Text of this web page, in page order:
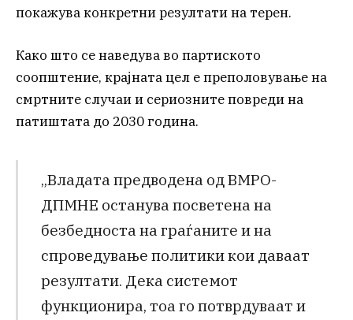
покажува конкретни резултати на терен.
Како што се наведува во партиското
соопштение, крајната цел е преполовување на
смртните случаи и сериозните повреди на
патиштата до 2030 година.
„Владата предводена од ВМРО-
ДПМНЕ останува посветена на
безбедноста на граѓаните и на
спроведување политики кои даваат
резултати. Дека системот
функционира, тоа го потврдуваат и